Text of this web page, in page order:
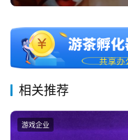
2
5
第
届
金
茶
相关推荐
游戏企业